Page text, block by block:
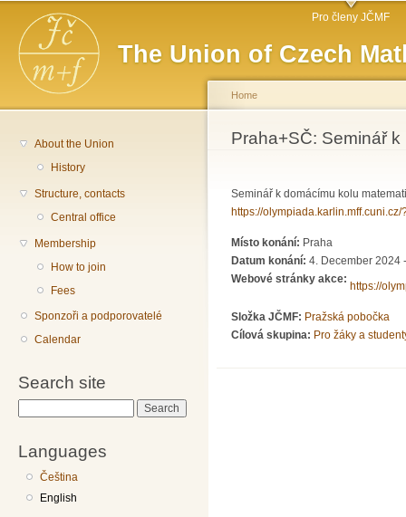
The Union of Czech
Main menu Pro členy JČMF
About the Union
History
Structure, contacts
Central office
Membership
How to join
Fees
Sponzoři a podporovatelé
Calendar
Search site
Languages
Čeština
English
You are here
Home
Praha+SČ: Seminář
Seminář k domácímu kolu
https://
Místo konání: Praha
Datum konání: 4. December 2024
Webové stránky akce:
https://
Složka JČMF: Pražská pobočka
Cílová skupina: Pro žáky a